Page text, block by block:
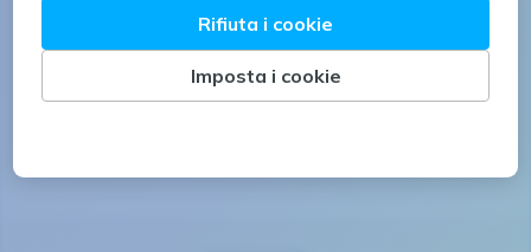
Seguici